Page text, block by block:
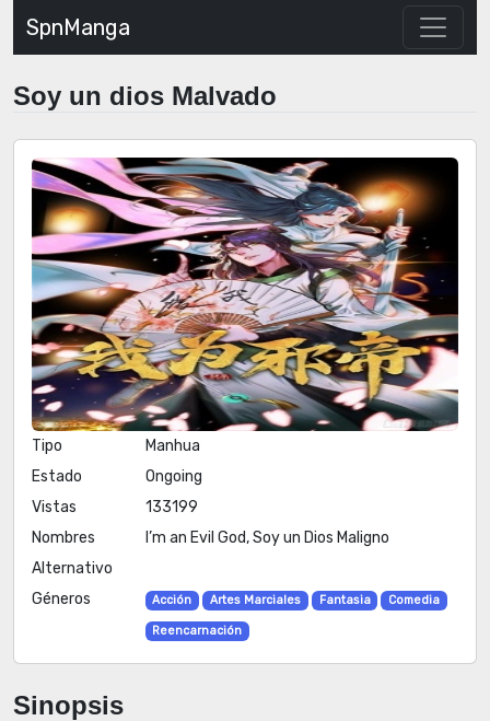
SpnManga
Soy un dios Malvado
Tipo
Manhua
Estado
Ongoing
Vistas
133199
Nombres
Alternativo
I’m an Evil God, Soy un Dios Maligno
Géneros Acción Artes Marciales Fantasia Comedia
Reencarnación
Sinopsis